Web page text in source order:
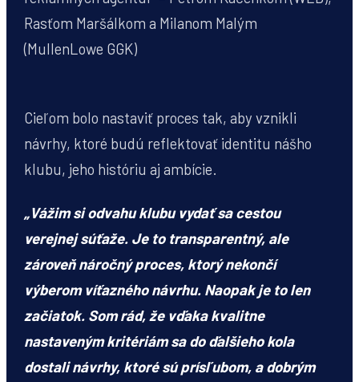
Rasťom Maršálkom a Milanom Malým
(MullenLowe GGK)
Cieľom bolo nastaviť proces tak, aby vznikli
návrhy, ktoré budú reflektovať identitu nášho
klubu, jeho históriu aj ambície.
„Vážim si odvahu klubu vydať sa cestou
verejnej súťaže. Je to transparentný, ale
zároveň náročný proces, ktorý nekončí
výberom víťazného návrhu. Naopak je to len
začiatok. Som rád, že vďaka kvalitne
nastaveným kritériám sa do ďalšieho kola
dostali návrhy, ktoré sú prísľubom, a dobrým